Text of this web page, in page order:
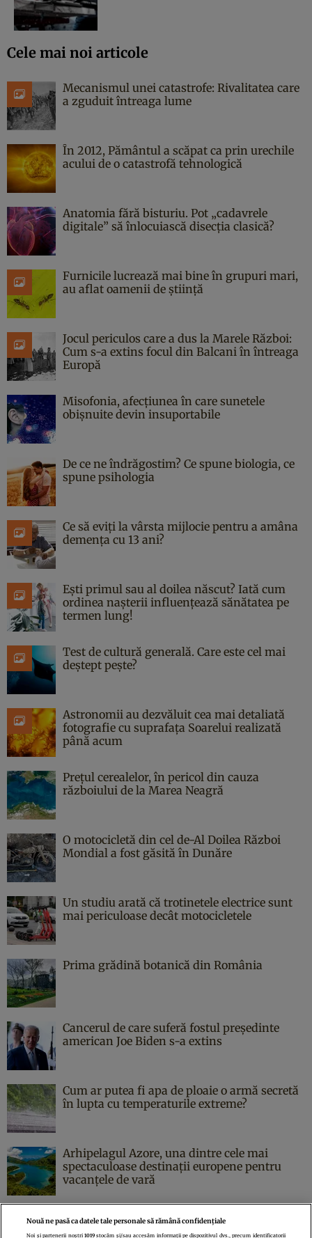
Cele mai noi articole
Mecanismul unei catastrofe: Rivalitatea care
a zguduit întreaga lume
În 2012, Pământul a scăpat ca prin urechile
acului de o catastrofă tehnologică
Anatomia fără bisturiu. Pot „cadavrele
digitale” să înlocuiască disecția clasică?
Furnicile lucrează mai bine în grupuri mari,
au aflat oamenii de știință
Jocul periculos care a dus la Marele Război:
Cum s-a extins focul din Balcani în întreaga
Europă
Misofonia, afecțiunea în care sunetele
obișnuite devin insuportabile
De ce ne îndrăgostim? Ce spune biologia, ce
spune psihologia
Ce să eviți la vârsta mijlocie pentru a amâna
demența cu 13 ani?
Ești primul sau al doilea născut? Iată cum
ordinea nașterii influențează sănătatea pe
termen lung!
Test de cultură generală. Care este cel mai
deștept pește?
Astronomii au dezvăluit cea mai detaliată
fotografie cu suprafața Soarelui realizată
până acum
Prețul cerealelor, în pericol din cauza
războiului de la Marea Neagră
O motocicletă din cel de-Al Doilea Război
Mondial a fost găsită în Dunăre
Un studiu arată că trotinetele electrice sunt
mai periculoase decât motocicletele
Prima grădină botanică din România
Cancerul de care suferă fostul președinte
american Joe Biden s-a extins
Cum ar putea fi apa de ploaie o armă secretă
în lupta cu temperaturile extreme?
Arhipelagul Azore, una dintre cele mai
spectaculoase destinații europene pentru
vacanțele de vară
Nouă ne pasă ca datele tale personale să rămână confidențiale
Noi și partenerii noștri1019 stocăm și/sau accesăm informații pe dispozitivul dvs., precum identificatorii